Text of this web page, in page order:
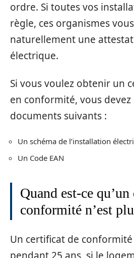
ordre. Si toutes vos
règle, ces organismes
naturellement une
électrique.
Si vous voulez obtenir un
en conformité, vous
documents suivants :
Un schéma de l’installation
Un Code EAN
Quand est-ce
conformité n’est
Un certificat de